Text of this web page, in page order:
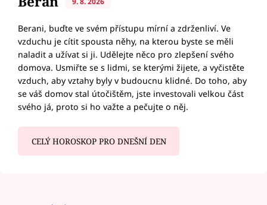
Berani, buďte ve svém přístupu mírní a zdrženliví. Ve
vzduchu je cítit spousta něhy, na kterou byste se měli
naladit a užívat si ji. Udělejte něco pro zlepšení svého
domova. Usmiřte se s lidmi, se kterými žijete, a vyčistěte
vzduch, aby vztahy byly v budoucnu klidné. Do toho, aby
se váš domov stal útočištěm, jste investovali velkou část
svého já, proto si ho važte a pečujte o něj.
CELÝ HOROSKOP PRO DNEŠNÍ DEN